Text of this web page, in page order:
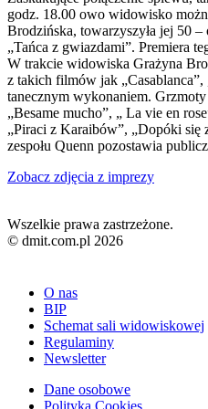
godz. 18.00 owo widowisko
Brodzińska, towarzyszyła jej 50
„Tańca z gwiazdami”. Premiera
W trakcie widowiska Grażyna
z takich filmów jak
tanecznym wykonaniem.
„Besame mucho”, „ La vie en
„Piraci z Karaibów”, „Dopóki się
zespołu Quenn pozostawia
Zobacz zdjęcia z imprezy
Wszelkie prawa zastrzeżone.
© dmit.com.pl 2026
O nas
BIP
Schemat sali widowiskowej
Regulaminy
Newsletter
Dane osobowe
Polityka Cookies